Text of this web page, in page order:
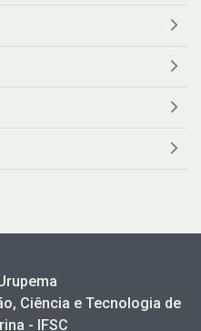
Ciência e Tecnologia de
- IFSC